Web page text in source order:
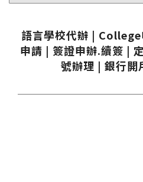
語言學校代辦 |
申請 | 簽證申辦.續簽 |
號辦理 | 銀行開